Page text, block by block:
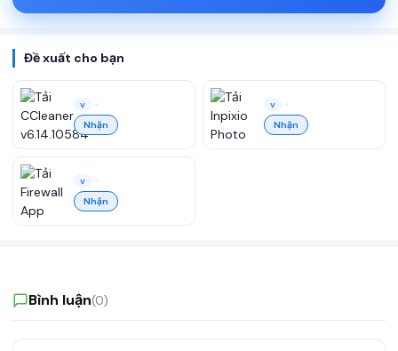
Đề xuất cho bạn
v
Nhận
v
Nhận
v
Nhận
Bình luận(0)